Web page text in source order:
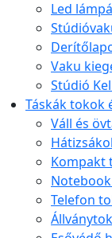
Led
Vaku
Stúdió
Táskák tokok
Váll és
Kompakt
Telefon